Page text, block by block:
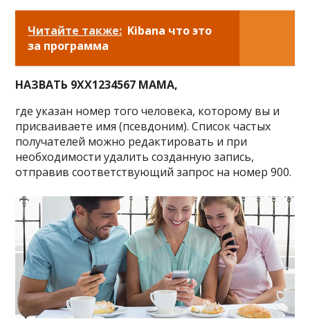
Читайте также: Kibana что это
за программа
НАЗВАТЬ 9ХХ1234567 МАМА,
где указан номер того человека, которому вы и
присваиваете имя (псевдоним). Список частых
получателей можно редактировать и при
необходимости удалить созданную запись,
отправив соответствующий запрос на номер 900.